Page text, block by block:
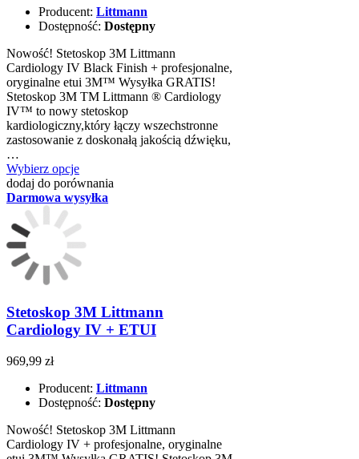
Producent: Littmann
Dostępność: Dostępny
Nowość! Stetoskop 3M Littmann
Cardiology IV Black Finish + profesjonalne,
oryginalne etui 3M™ Wysyłka GRATIS!
Stetoskop 3M TM Littmann ® Cardiology
IV™ to nowy stetoskop
kardiologiczny,który łączy wszechstronne
zastosowanie z doskonałą jakością dźwięku,
…
Wybierz opcje
dodaj do porównania
Darmowa wysyłka
Stetoskop 3M Littmann
Cardiology IV + ETUI
969,99 zł
Producent: Littmann
Dostępność: Dostępny
Nowość! Stetoskop 3M Littmann
Cardiology IV + profesjonalne, oryginalne